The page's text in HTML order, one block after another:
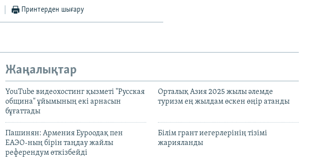
Принтерден шығару
Жаңалықтар
YouTube видеохостинг қызметі "Русская
община" ұйымының екі арнасын
бұғаттады
Орталық Азия 2025 жылы әлемде
туризм ең жылдам өскен өңір атанды
Пашинян: Армения Еуроодақ пен
ЕАЭО-ның бірін таңдау жайлы
референдум өткізбейді
Білім грант иегерлерінің тізімі
жарияланды